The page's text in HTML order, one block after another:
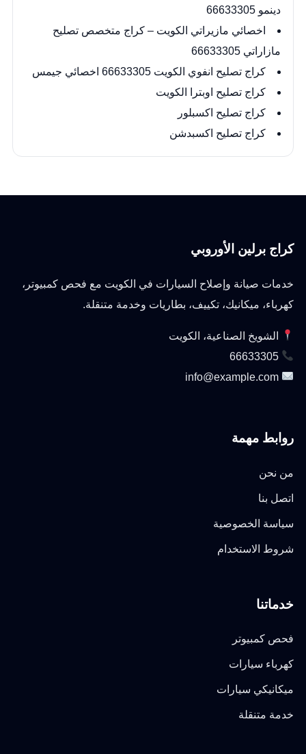
دينمو 66633305
اخصائي مازيراتي الكويت – كراج متخصص تصليح
مازاراتي 66633305
كراج تصليح انفوي الكويت 66633305 اخصائي جيمس
كراج تصليح اوبترا الكويت
كراج تصليح اكسبلور
كراج تصليح اكسبدشن
كراج برلين الأوروبي
خدمات صيانة وإصلاح السيارات في الكويت مع فحص كمبيوتر،
كهرباء، ميكانيك، تكييف، بطاريات وخدمة متنقلة.
الشويخ الصناعية، الكويت
66633305
info@example.com
روابط مهمة
من نحن
اتصل بنا
سياسة الخصوصية
شروط الاستخدام
خدماتنا
فحص كمبيوتر
كهرباء سيارات
ميكانيكي سيارات
خدمة متنقلة